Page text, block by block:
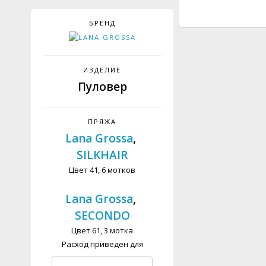
БРЕНД
ИЗДЕЛИЕ
Пуловер
ПРЯЖА
Lana Grossa,
SILKHAIR
Цвет 41, 6 мотков
Lana Grossa,
SECONDO
Цвет 61, 3 мотка
Расход приведен для